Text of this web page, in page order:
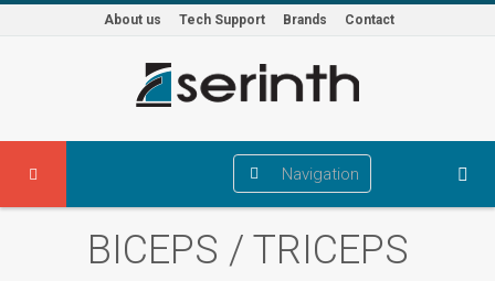
About us Tech Support Brands Contact
Navigation
BICEPS / TRICEPS